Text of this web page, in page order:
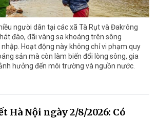
người dân tại các xã Tà Rụt và Đakrông
đào, đãi vàng sa khoáng trên sông
Hoạt động này không chỉ vi phạm quy
sản mà còn làm biến đổi lòng sông, gia
hưởng đến môi trường và nguồn nước.
Hà Nội ngày 2/8/2026: Có